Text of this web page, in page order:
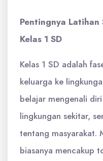
Pentingnya Latihan
Kelas 1 SD
Kelas 1 SD adalah
keluarga ke
belajar mengenali
lingkungan sekitar,
tentang masyarakat.
biasanya mencakup